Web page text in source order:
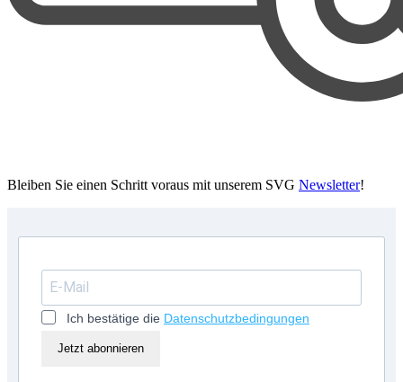
Bleiben Sie einen Schritt voraus mit unserem SVG Newsletter!
Ich bestätige die Datenschutzbedingungen
Jetzt abonnieren